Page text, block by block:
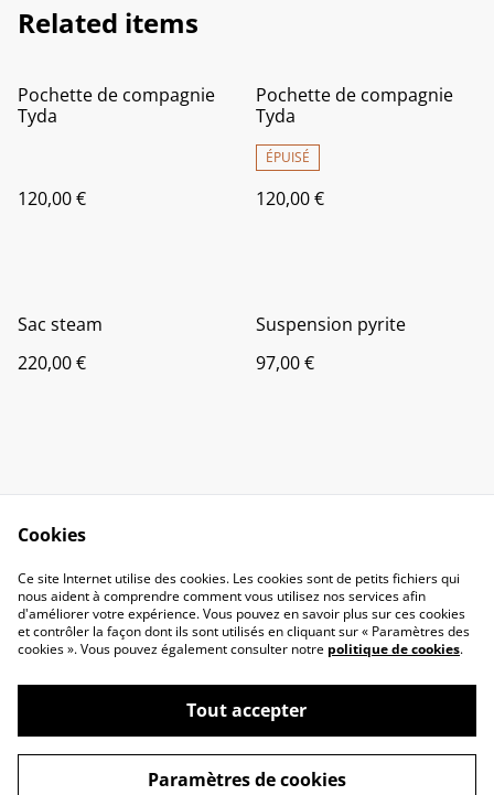
Related items
Pochette de compagnie
Tyda
120,00 €
Pochette de compagnie
Tyda
ÉPUISÉ
120,00 €
Sac steam
220,00 €
Suspension pyrite
97,00 €
Contact Us
Legal Terms
Privacy Policy
Cookie Policy
©2026Creaturecuir
Cookies
Ce site Internet utilise des cookies. Les cookies sont de petits fichiers qui
nous aident à comprendre comment vous utilisez nos services afin
d'améliorer votre expérience. Vous pouvez en savoir plus sur ces cookies
et contrôler la façon dont ils sont utilisés en cliquant sur « Paramètres des
cookies ». Vous pouvez également consulter notre politique de cookies.
Tout accepter
Paramètres de cookies